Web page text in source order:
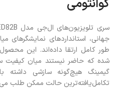
کوانتومی
طور کامل ارتقا داده‌اند. این
شده که حاضر نیستند میان کیفیت
گیمینگ هیچ‌گونه سازشی داشته
تکامل‌یافته‌ترین حالت ممکن طلب